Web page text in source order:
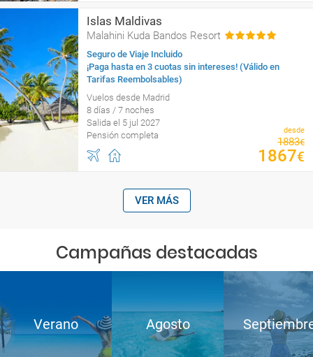
Islas Maldivas
Malahini Kuda Bandos Resort
Seguro de Viaje Incluido
¡Paga hasta en 3 cuotas sin intereses! (Válido en
Tarifas Reembolsables)
Vuelos desde Madrid
8 días / 7 noches
Salida el 5 jul 2027
Pensión completa
desde
1883€
1867€
VER MÁS
Campañas destacadas
Verano Agosto